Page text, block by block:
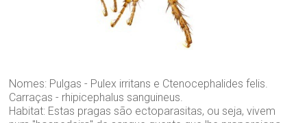
Nomes: Pulgas - Pulex irritans e Ctenocephalides felis.
Carraças - rhipicephalus sanguineus.
Habitat: Estas pragas são ectoparasitas, ou seja, vivem